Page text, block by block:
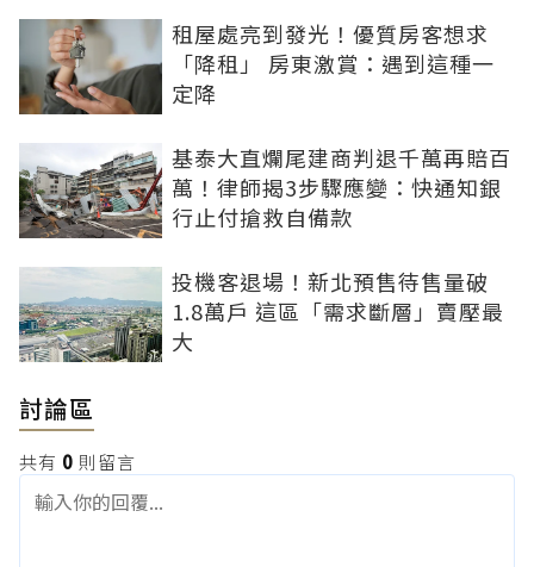
租屋處亮到發光！優質房客想求
「降租」 房東激賞：遇到這種一
定降
基泰大直爛尾建商判退千萬再賠百
萬！律師揭3步驟應變：快通知銀
行止付搶救自備款
投機客退場！新北預售待售量破
1.8萬戶 這區「需求斷層」賣壓最
大
討論區
共有 0 則留言